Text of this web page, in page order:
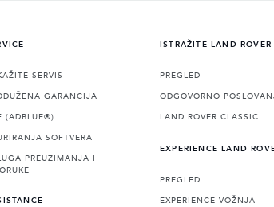
SERVIS
GARANCIJA
(ADBLUE®)
SOFTVERA
PREUZIMANJA I
ISTRAŽITE LAND ROVER
PREGLED
ODGOVORNO
LAND ROVER CLASSIC
EXPERIENCE LAND
PREGLED
EXPERIENCE VOŽNJA